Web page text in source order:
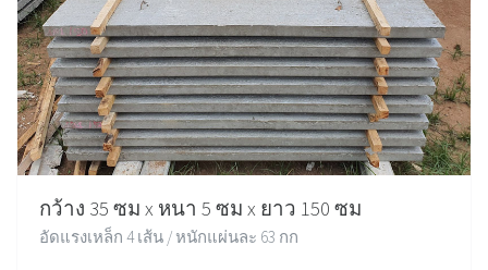
กว้าง 35 ซม x หนา 5 ซม x ยาว 150 ซม
อัดแรงเหล็ก 4 เส้น / หนักแผ่นละ 63 กก